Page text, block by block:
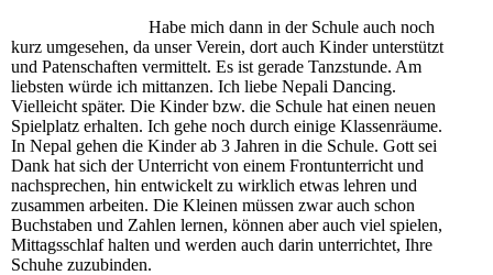
Habe mich dann in der Schule auch noch
kurz umgesehen, da unser Verein, dort auch Kinder unterstützt
und Patenschaften vermittelt. Es ist gerade Tanzstunde. Am
liebsten würde ich mittanzen. Ich liebe Nepali Dancing.
Vielleicht später. Die Kinder bzw. die Schule hat einen neuen
Spielplatz erhalten. Ich gehe noch durch einige Klassenräume.
In Nepal gehen die Kinder ab 3 Jahren in die Schule. Gott sei
Dank hat sich der Unterricht von einem Frontunterricht und
nachsprechen, hin entwickelt zu wirklich etwas lehren und
zusammen arbeiten. Die Kleinen müssen zwar auch schon
Buchstaben und Zahlen lernen, können aber auch viel spielen,
Mittagsschlaf halten und werden auch darin unterrichtet, Ihre
Schuhe zuzubinden.